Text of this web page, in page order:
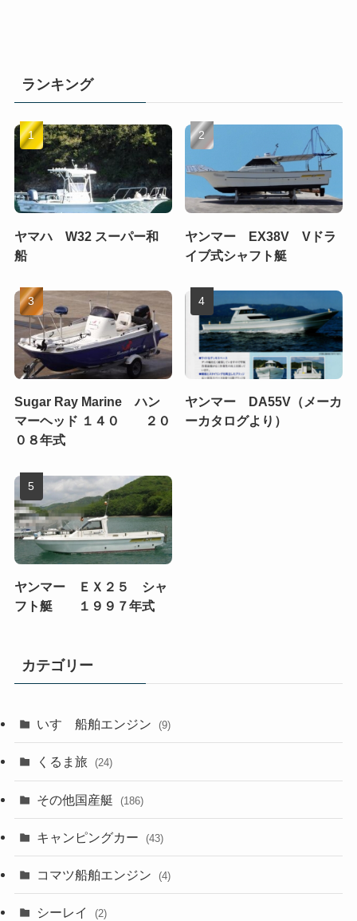
ランキング
ヤマハ W32 スーパー和
船
ヤンマー EX38V Vドラ
イブ式シャフト艇
Sugar Ray Marine ハン
マーヘッド １４０ ２０
０８年式
ヤンマー DA55V（メーカ
ーカタログより）
ヤンマー ＥＸ２５ シャ
フト艇 １９９７年式
カテゴリー
いすゞ船舶エンジン (9)
くるま旅 (24)
その他国産艇 (186)
キャンピングカー (43)
コマツ船舶エンジン (4)
シーレイ (2)